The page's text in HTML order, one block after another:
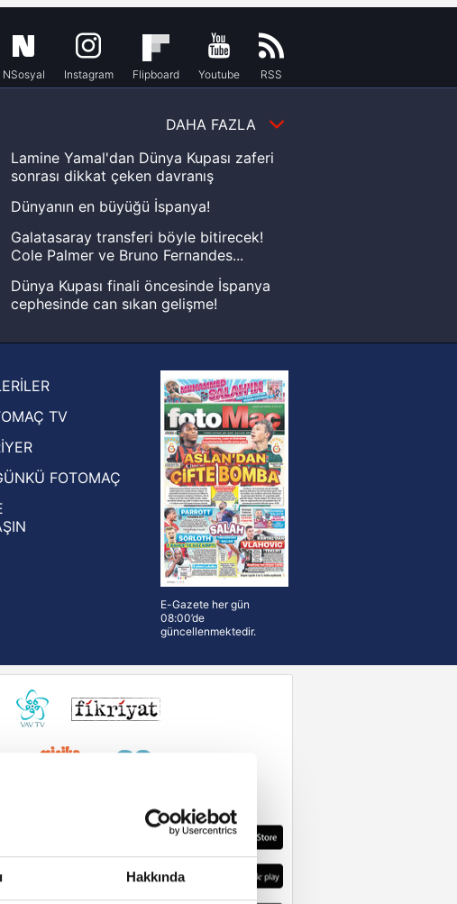
Hakkında
NSosyal Instagram Flipboard Youtube RSS
DAHA FAZLA
Lamine Yamal'dan Dünya Kupası zaferi
sonrası dikkat çeken davranış
Dünyanın en büyüğü İspanya!
Galatasaray transferi böyle bitirecek!
Cole Palmer ve Bruno Fernandes...
Dünya Kupası finali öncesinde İspanya
cephesinde can sıkan gelişme!
Hernan Crespo, Meksika Ligi
ekiplerinden Atlas'ın yeni teknik direktörü
oldu TV
FOTOMAÇ
E-Gazete her gün
08:00’de
güncellenmektedir.